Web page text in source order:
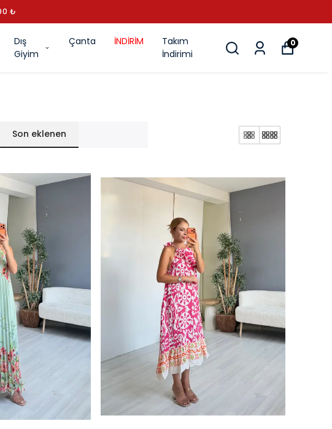
Dış
Giyim
Çanta İNDİRİM
Takım
İndirimi
0
Son eklenen